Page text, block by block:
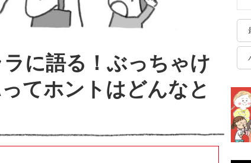
に語る！ぶっちゃけ
てホントはどんなと